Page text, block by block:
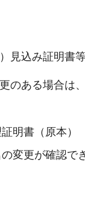
見込み証明書
のある場合は
明書（原本）
変更が確認で